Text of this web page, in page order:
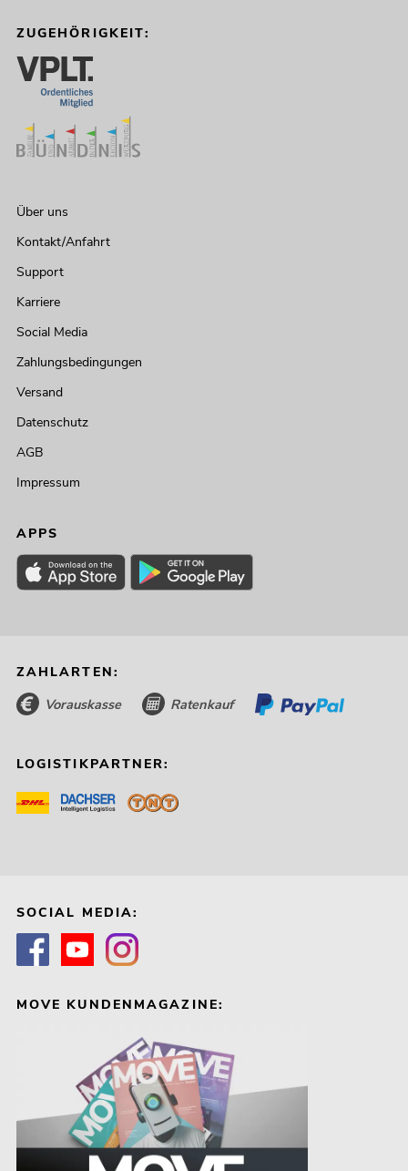
ZUGEHÖRIGKEIT:
Über uns
Kontakt/Anfahrt
Support
Karriere
Social Media
Zahlungsbedingungen
Versand
Datenschutz
AGB
Impressum
APPS
ZAHLARTEN:
Vorauskasse Ratenkauf
LOGISTIKPARTNER:
SOCIAL MEDIA:
MOVE KUNDENMAGAZINE: